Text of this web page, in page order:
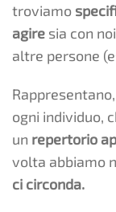
troviamo
agire sia con
altre persone
ogni individuo,
un repertorio
volta abbiamo
ci circonda.